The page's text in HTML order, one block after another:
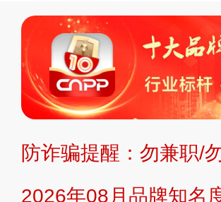
标、LOGO 等）知识产
复制、转载、商用。本
不代理、不招商、不提
持投资购买的观点或意
提交说明： 快速提交发
防诈骗提醒：勿兼职/
2026年08月品牌知名